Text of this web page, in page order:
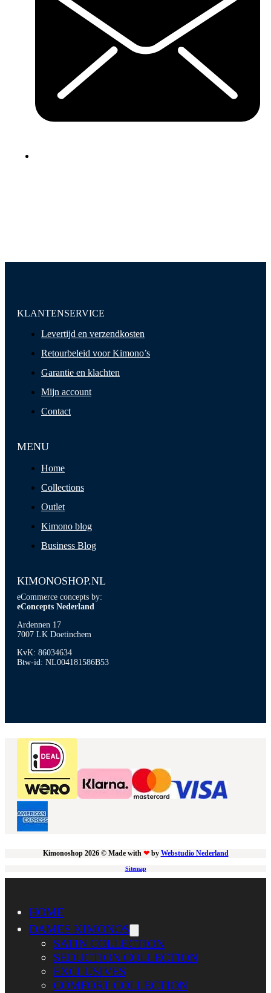
KLANTENSERVICE
Levertijd en verzendkosten
Retourbeleid voor Kimono’s
Garantie en klachten
Mijn account
Contact
MENU
Home
Collections
Outlet
Kimono blog
Business Blog
KIMONOSHOP.NL
eCommerce concepts by:
eConcepts Nederland
Ardennen 17
7007 LK Doetinchem
KvK: 86034634
Btw-id: NL004181586B53
Kimonoshop 2026 © Made with ❤ by Webstudio Nederland
Sitemap
HOME
DAMES KIMONOS
SATIN COLLECTION
SEDUCTION COLLECTION
EXCLUSIVES
COMFORT COLLECTION